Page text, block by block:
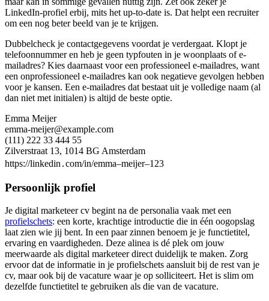
LinkedIn-profiel erbij, mits het up-to-date is. Dat helpt een recruiter
om een nog beter beeld van je te krijgen.
Dubbelcheck je contactgegevens voordat je verdergaat. Klopt je
telefoonnummer en heb je geen typfouten in je woonplaats of e-
mailadres? Kies daarnaast voor een professioneel e-mailadres, want
een onprofessioneel e-mailadres kan ook negatieve gevolgen hebben
voor je kansen. Een e-mailadres dat bestaat uit je volledige naam (al
dan niet met initialen) is altijd de beste optie.
Emma Meijer
emma-meijer@example.com
(111) 222 33 444 55
Zilverstraat 13, 1014 BG Amsterdam
https://linkedin․com/in/emma–meijer–123
Persoonlijk profiel
Je digital marketeer cv begint na de personalia vaak met een
profielschets: een korte, krachtige introductie die in één oogopslag
laat zien wie jij bent. In een paar zinnen benoem je je functietitel,
ervaring en vaardigheden. Deze alinea is dé plek om jouw
meerwaarde als digital marketeer direct duidelijk te maken. Zorg
ervoor dat de informatie in je profielschets aansluit bij de rest van je
cv, maar ook bij de vacature waar je op solliciteert. Het is slim om
dezelfde functietitel te gebruiken als die van de vacature.